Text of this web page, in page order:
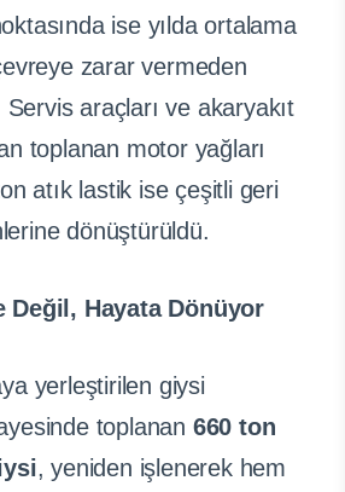
ise yılda ortalama
zarar vermeden
araçları ve akaryakıt
toplanan motor yağları
atık lastik ise çeşitli geri
dönüştürüldü.
Değil, Hayata Dönüyor
yerleştirilen giysi
toplanan 660 ton
, yeniden işlenerek hem